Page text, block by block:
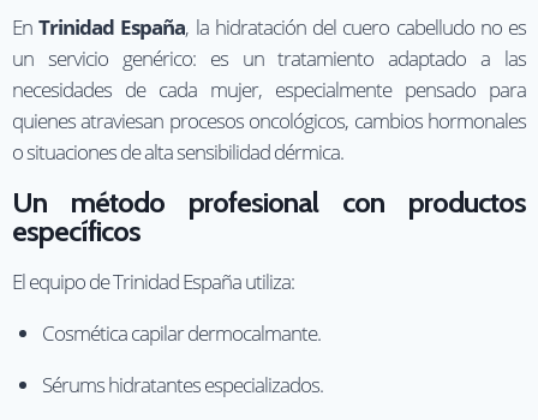
EnTrinidad España, la hidratación del cuero cabelludo no es
un servicio genérico: es un tratamiento adaptado a las
necesidades de cada mujer, especialmente pensado para
quienes atraviesan procesos oncológicos, cambios hormonales
o situaciones de alta sensibilidad dérmica.
Un método profesional con productos
específicos
El equipo de Trinidad España utiliza:
Cosmética capilar dermocalmante.
Sérums hidratantes especializados.